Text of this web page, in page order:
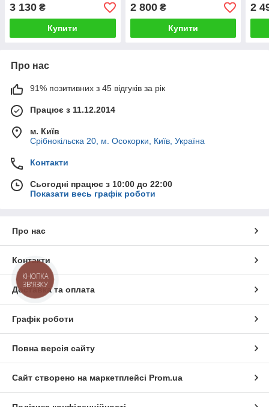
3 130 ₴
Купити
2 800₴
Купити
2
Про нас
91% позитивних з 45 відгуків за рік
Працює з 11.12.2014
м. Київ
Срібнокільска 20, м. Осокорки, Київ, Україна
Контакти
Сьогодні працює з 10:00 до 22:00
Показати весь графік роботи
Про нас
Контакти
Доставка та оплата
Графік роботи
Повна версія сайту
Сайт створено на маркетплейсі Prom.ua
КНОПКА
ЗВ'ЯЗКУ